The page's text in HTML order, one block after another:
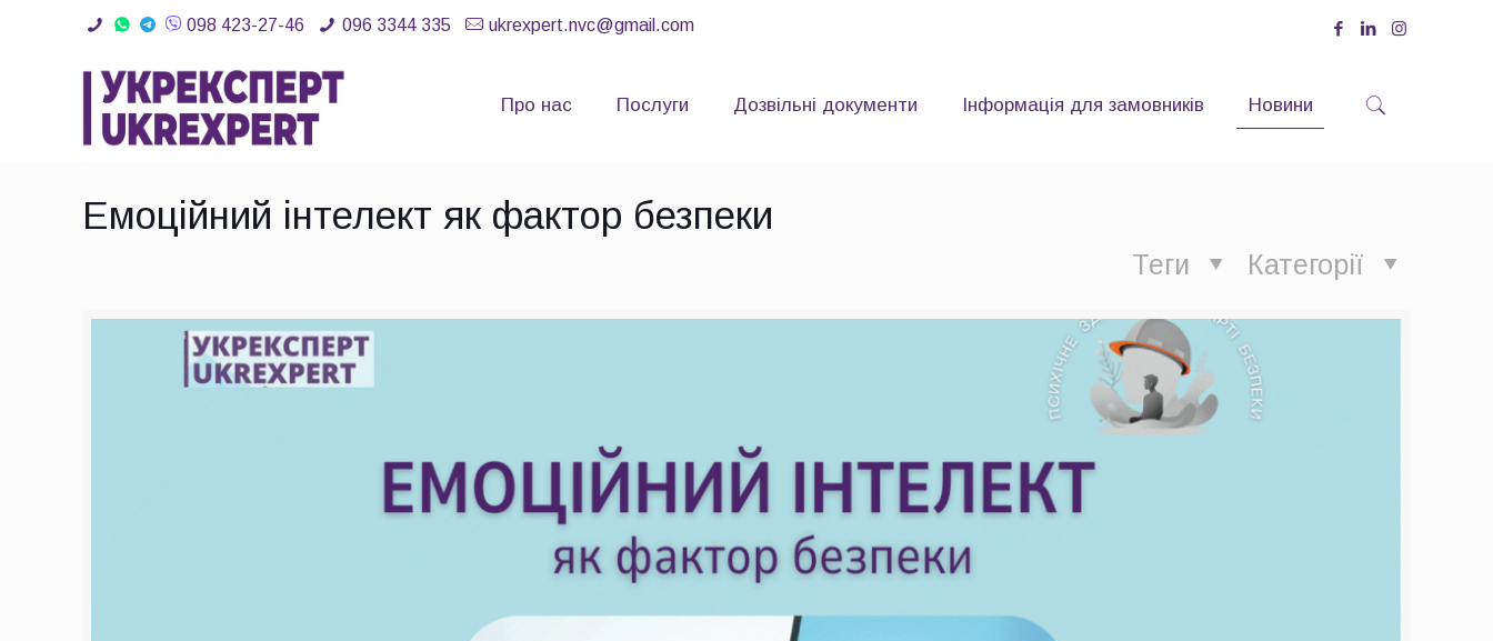
098 423-27-46 096 3344 335 ukrexpert.nvc@gmail.com
Про нас Послуги Дозвільні документи Інформація для замовників Новини
Емоційний інтелект як фактор безпеки
Категорії
Теги